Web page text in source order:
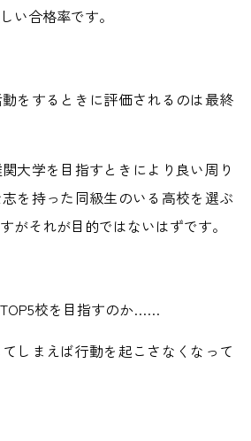
い合格率です。
をするときに評価されるのは最終
大学を目指すときにより良い周り
を持った同級生のいる高校を選ぶ
がそれが目的ではないはずです。
校を目指すのか……
しまえば行動を起こさなくなって